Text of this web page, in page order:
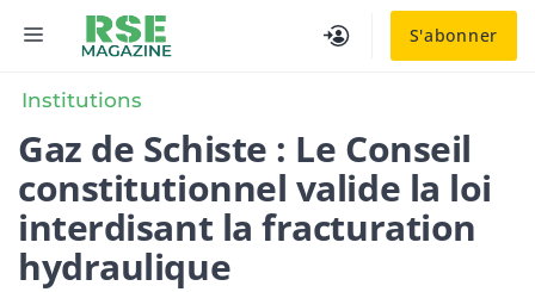
S'abonner
MENU
Institutions
Gaz de Schiste : Le Conseil
constitutionnel valide la loi
interdisant la fracturation
hydraulique